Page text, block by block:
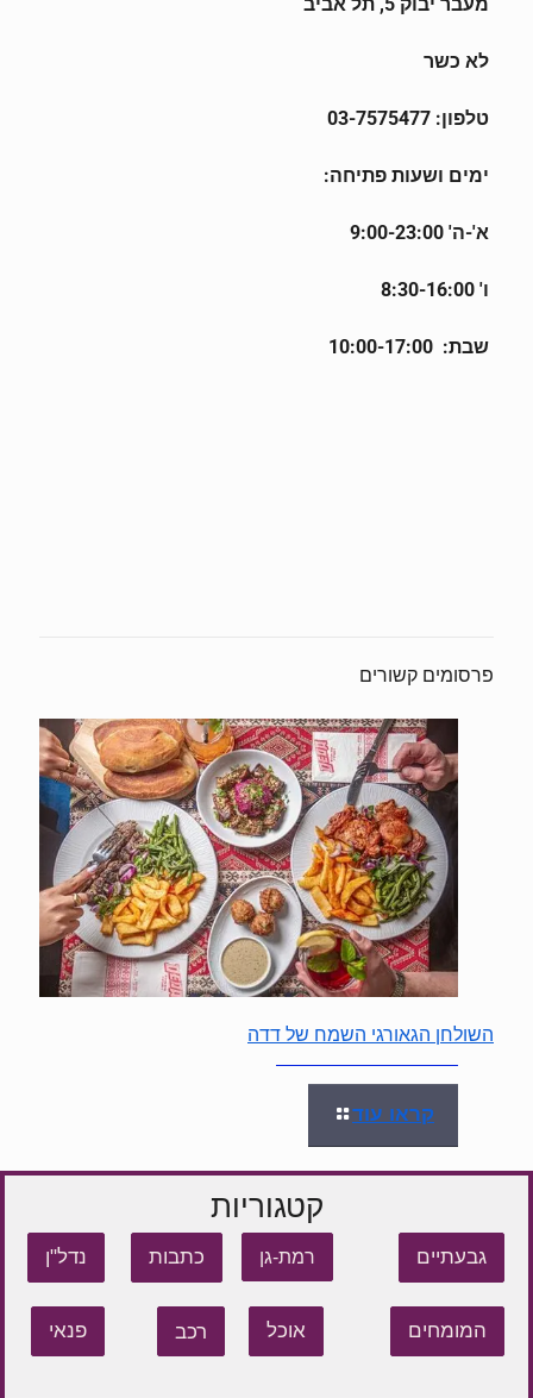
לא כשר
טלפון: 03-7575477
ימים ושעות פתיחה:
א'-ה' 9:00-23:00
ו' 8:30-16:00
שבת: 10:00-17:00
פרסומים קשורים
השולחן הגאורגי השמח של דדה
קראו עוד
קטגוריות
גבעתיים רמת-גן כתבות נדל"ן
המומחים אוכל רכב פנאי